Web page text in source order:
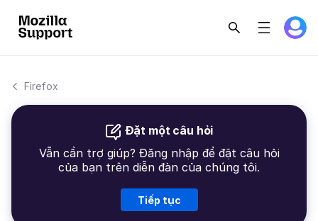
Firefox
Đặt một câu hỏi
Vẫn cần trợ giúp? Đăng nhập để đặt câu hỏi
của bạn trên diễn đàn của chúng tôi.
Tiếp tục